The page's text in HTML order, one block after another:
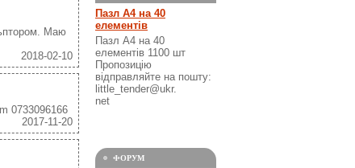
Маю
2018-02-10
0733096166
2017-11-20
Пазл А4 на 40
елементів
Пазл А4 на 40
елементів 1100 шт
Пропозицію
відправляйте на пошту:
little_tender@ukr.
net
ФОРУМ